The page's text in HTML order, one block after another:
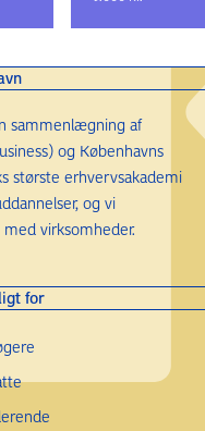
har gennemført
Du skal
EK via dit CV.
du muligvis optages
Kontakt
mere.
sammenlægning af
og Københavns
største erhvervsakademi
og vi
virksomheder.
for